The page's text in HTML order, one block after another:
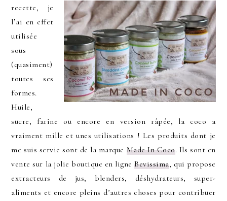
recette, je
l’ai en effet
utilisée
sous
(quasiment)
toutes ses
formes.
Huile,
sucre, farine ou encore en version râpée, la coco a
vraiment mille et unes utilisations ! Les produits dont je
me suis servie sont de la marque Made In Coco. Ils sont en
vente sur la jolie boutique en ligneBevissima, qui propose
extracteurs de jus, blenders, déshydrateurs, super-
aliments et encore pleins d’autres choses pour contribuer